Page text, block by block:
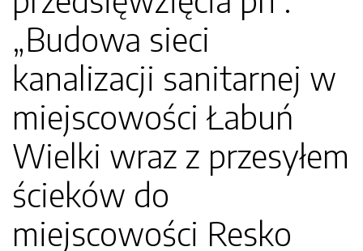
„Budowa sieci
kanalizacji sanitarnej w
miejscowości Łabuń
Wielki wraz z przesyłem
ścieków do
miejscowości Resko